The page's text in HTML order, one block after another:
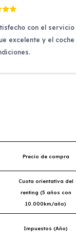
con el servicio
excelente y el
Precio de compra
Cuota orientativa del
renting (5 años con
10.000km/año)
Impuestos (Año)